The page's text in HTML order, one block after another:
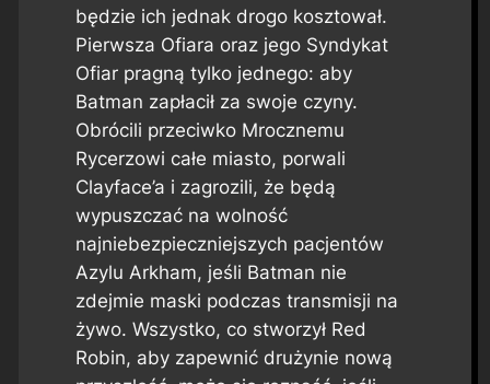
będzie ich jednak drogo kosztował.
Pierwsza Ofiara oraz jego Syndykat
Ofiar pragną tylko jednego: aby
Batman zapłacił za swoje czyny.
Obrócili przeciwko Mrocznemu
Rycerzowi całe miasto, porwali
Clayface’a i zagrozili, że będą
wypuszczać na wolność
najniebezpieczniejszych pacjentów
Azylu Arkham, jeśli Batman nie
zdejmie maski podczas transmisji na
żywo. Wszystko, co stworzył Red
Robin, aby zapewnić drużynie nową